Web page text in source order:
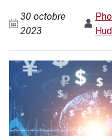
30 octobre
2023